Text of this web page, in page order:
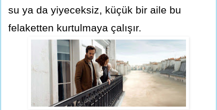
su ya da yiyeceksiz, küçük bir aile bu
felaketten kurtulmaya çalışır.